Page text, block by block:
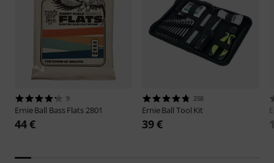
9
Ernie Ball Bass Flats 2801
44 €
258
Ernie Ball Tool Kit
39 €